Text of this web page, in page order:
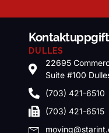
DULLES
22695
Suite #100
(703) 421-6510
(703) 421-6515